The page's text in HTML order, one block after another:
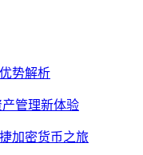
势解析
产管理新体验
加密货币之旅